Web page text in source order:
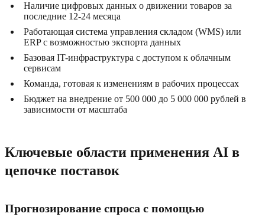
Наличие цифровых данных о движении товаров за
последние 12-24 месяца
Работающая система управления складом (WMS) или
ERP с возможностью экспорта данных
Базовая IT-инфраструктура с доступом к облачным
сервисам
Команда, готовая к изменениям в рабочих процессах
Бюджет на внедрение от 500 000 до 5 000 000 рублей в
зависимости от масштаба
Ключевые области применения AI в
цепочке поставок
Прогнозирование спроса с помощью